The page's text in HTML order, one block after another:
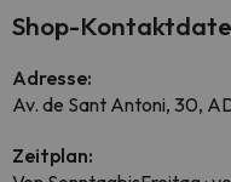
Shop-
Adresse:
Av. de Sant Antoni, 30,
Zeitplan: